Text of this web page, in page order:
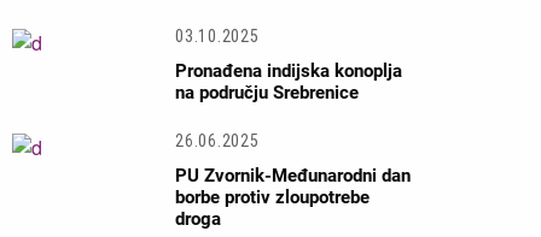
03.10.2025
Pronađena indijska konoplja
na području Srebrenice
26.06.2025
PU Zvornik-Međunarodni dan
borbe protiv zloupotrebe
droga